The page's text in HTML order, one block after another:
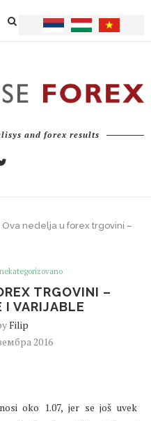
and forex results
Ova nedelja u forex trgovini –
nekategorizovano
TRGOVINI –
I VARIJABLE
Filip
2016
oko 1.07, jer se još uvek